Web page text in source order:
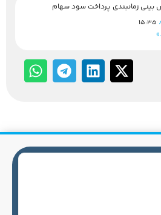
بینی زمانبندی پرداخت سود سهام
»